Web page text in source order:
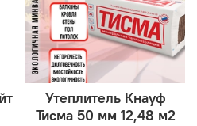
Утеплитель Кнауф
Тисма 50 мм 12,48 м2